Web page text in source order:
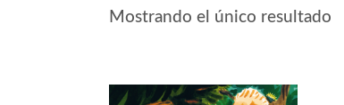
Mostrando el único resultado